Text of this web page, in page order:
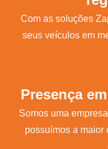
Com as soluções
seus veículos em
Presença
Somos uma
possuímos a maior